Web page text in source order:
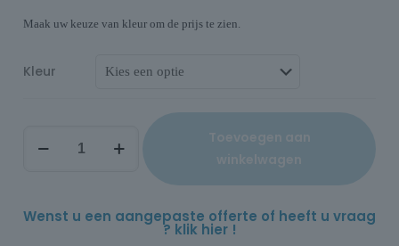
Maak uw keuze van kleur om de prijs te zien.
Kleur
Wenst u een aangepaste offerte of heeft u vraag
? klik hier !